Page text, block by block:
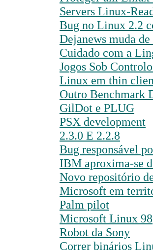
Servers Linux-
Bug no Linux 2.2
Dejanews muda
Cuidado com a
Jogos Sob
Linux em thin
Outro Benchmark
GilDot e PLUG
PSX development
2.3.0 E 2.2.8
Bug responsável
IBM aproxima-se
Novo repositório
Microsoft em
Palm pilot
Microsoft Linux 98
Robot da Sony
Correr binários